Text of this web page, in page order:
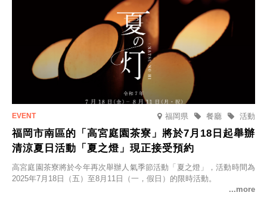
福岡県 活動
餐廳
福岡市南區的「高宮庭園茶寮」將於7月18日起舉辦
清涼夏日活動「夏之燈」現正接受預約
高宮庭園茶寮將於今年再次舉辦人氣季節活動「夏之燈」，活動時間為
2025年7月18日（五）至8月11日（一，假日）的限時活動。